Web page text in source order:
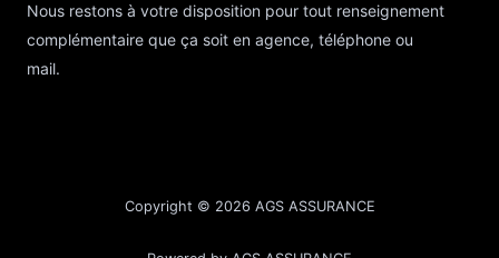
Nous restons à votre disposition pour tout renseignement
complémentaire que ça soit en agence, téléphone ou
mail.
Copyright © 2026 AGS ASSURANCE